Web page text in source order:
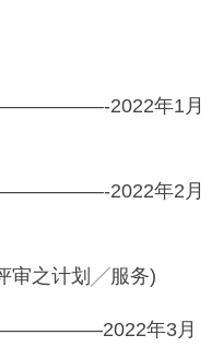
2022年1月
2022年2月
审之计划╱服务)
年3月